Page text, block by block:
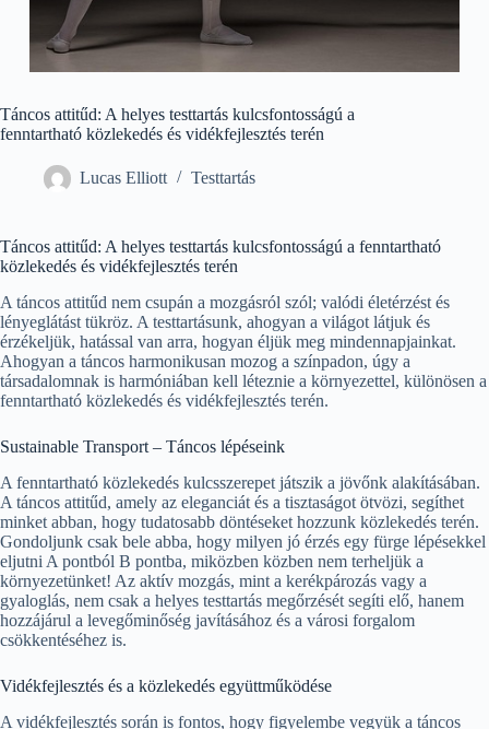
Táncos attitűd: A helyes testtartás kulcsfontosságú a
fenntartható közlekedés és vidékfejlesztés terén
Lucas Elliott Testtartás
Táncos attitűd: A helyes testtartás kulcsfontosságú a fenntartható
közlekedés és vidékfejlesztés terén
A táncos attitűd nem csupán a mozgásról szól; valódi életérzést és
lényeglátást tükröz. A testtartásunk, ahogyan a világot látjuk és
érzékeljük, hatással van arra, hogyan éljük meg mindennapjainkat.
Ahogyan a táncos harmonikusan mozog a színpadon, úgy a
társadalomnak is harmóniában kell léteznie a környezettel, különösen a
fenntartható közlekedés és vidékfejlesztés terén.
Sustainable Transport – Táncos lépéseink
A fenntartható közlekedés kulcsszerepet játszik a jövőnk alakításában.
A táncos attitűd, amely az eleganciát és a tisztaságot ötvözi, segíthet
minket abban, hogy tudatosabb döntéseket hozzunk közlekedés terén.
Gondoljunk csak bele abba, hogy milyen jó érzés egy fürge lépésekkel
eljutni A pontból B pontba, miközben közben nem terheljük a
környezetünket! Az aktív mozgás, mint a kerékpározás vagy a
gyaloglás, nem csak a helyes testtartás megőrzését segíti elő, hanem
hozzájárul a levegőminőség javításához és a városi forgalom
csökkentéséhez is.
Vidékfejlesztés és a közlekedés együttműködése
A vidékfejlesztés során is fontos, hogy figyelembe vegyük a táncos